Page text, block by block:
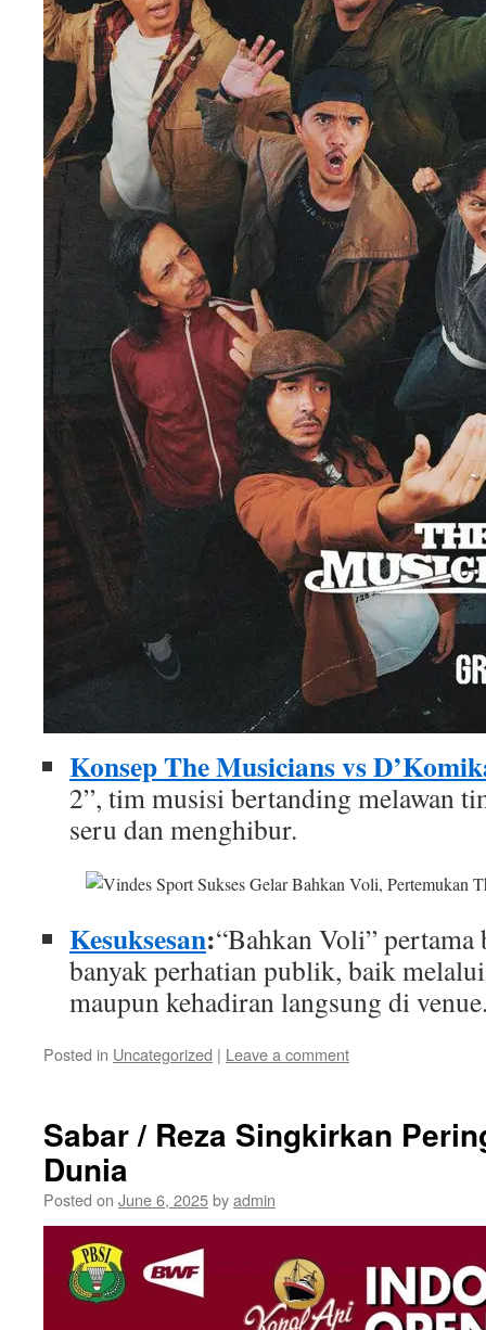
Konsep The Musicians vs
2”, tim musisi bertanding melawan
seru dan menghibur.
Kesuksesan:“Bahkan Voli”
banyak perhatian publik, baik
maupun kehadiran langsung di
Posted in Uncategorized | Leave a comment
Sabar / Reza Singkirkan
Dunia
Posted on June 6, 2025byadmin